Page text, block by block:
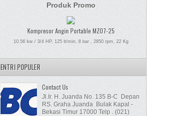
Produk Promo
Kompresor Angin Portable MZ07-25
10.56 kw / 3/4 HP, 125 lt/min, 8 bar , 2850 rpm, 22 Kg
ENTRI POPULER
Contact Us
Jl.Ir. H. Juanda No. 135 B-C Depan
RS. Graha Juanda Bulak Kapal -
Bekasi Timur 17000 Telp . (021)